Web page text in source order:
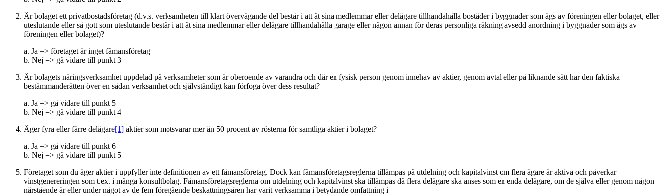
Är bolaget ett privatbostadsföretag (d.v.s. verksamheten till klart övervägande del består i att åt sina medlemmar eller delägare tillhandahålla bostäder i byggnader som ägs av föreningen eller bolaget, eller
uteslutande eller så gott som uteslutande består i att åt sina medlemmar eller delägare tillhandahålla garage eller någon annan för deras personliga räkning avsedd anordning i byggnader som ägs av
föreningen eller bolaget)?
a. Ja => företaget är inget fåmansföretag
b. Nej => gå vidare till punkt 3
Är bolagets näringsverksamhet uppdelad på verksamheter som är oberoende av varandra och där en fysisk person genom innehav av aktier, genom avtal eller på liknande sätt har den faktiska
bestämmanderätten över en sådan verksamhet och självständigt kan förfoga över dess resultat?
a. Ja => gå vidare till punkt 5
b. Nej => gå vidare till punkt 4
Äger fyra eller färre delägare[1] aktier som motsvarar mer än 50 procent av rösterna för samtliga aktier i bolaget?
a. Ja => gå vidare till punkt 6
b. Nej => gå vidare till punkt 5
Företaget som du äger aktier i uppfyller inte definitionen av ett fåmansföretag. Dock kan fåmansföretagsreglerna tillämpas på utdelning och kapitalvinst om flera ägare är aktiva och påverkar
vinstgenereringen som t.ex. i många konsultbolag. Fåmansföretagsreglerna om utdelning och kapitalvinst ska tillämpas då flera delägare ska anses som en enda delägare, om de själva eller genom någon
närstående är eller under något av de fem föregående beskattningsåren har varit verksamma i betydande omfattning i